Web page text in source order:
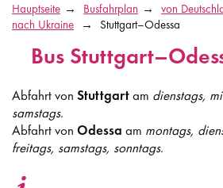
Hauptseite Busfahrplan
von
nach Ukraine
Stuttgart–Odessa
Bus
Abfahrt von Stuttgartam dienstags,
samstags.
Abfahrt von Odessa am montags,
freitags, samstags, sonntags.